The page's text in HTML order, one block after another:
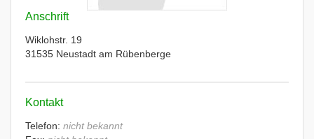
Anschrift
Wiklohstr. 19
31535 Neustadt am Rübenberge
Kontakt
Telefon: nicht bekannt